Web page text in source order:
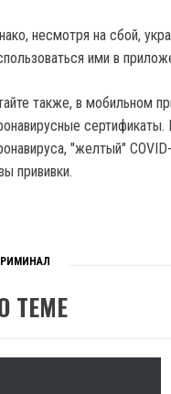
несмотря на сбой,
ими в
также, в мобильном
"желтый"
прививки.
ТЕМЕ